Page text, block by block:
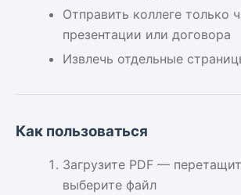
Отправить коллеге только
презентации или договора
Извлечь отдельные
Как пользоваться
Загрузите PDF —
выберите файл